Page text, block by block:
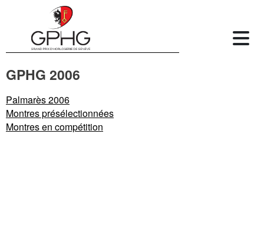
GPHG 2006
Palmarès 2006
Montres présélectionnées
Montres en compétition